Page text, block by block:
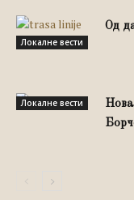
Локалне вести
Од
Локалне вести